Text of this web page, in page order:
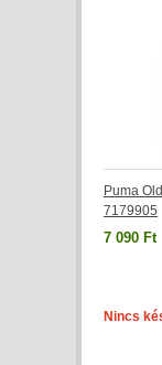
Puma
7179905
7 090 Ft
Nincs